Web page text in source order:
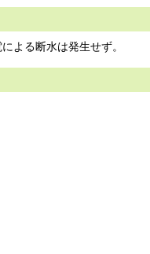
よる断水は発生せず。